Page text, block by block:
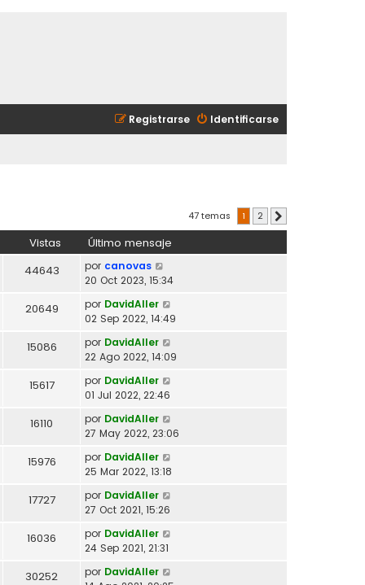
Identificarse
Registrarse
47 temas 1 2
Vistas Último mensaje
44643 por canovas
20 Oct 2023, 15:34
20649 por DavidAller
02 Sep 2022, 14:49
15086 por DavidAller
22 Ago 2022, 14:09
15617 por DavidAller
01 Jul 2022, 22:46
16110 por DavidAller
27 May 2022, 23:06
15976 por DavidAller
25 Mar 2022, 13:18
17727 por DavidAller
27 Oct 2021, 15:26
16036 por DavidAller
24 Sep 2021, 21:31
30252 por DavidAller